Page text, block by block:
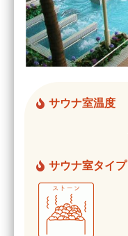
サウナ室温度
サウナ室タイプ